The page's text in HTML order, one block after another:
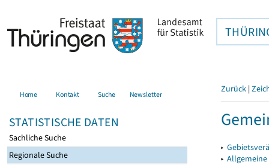
Home Kontakt Suche Newsletter
STATISTISCHE DATEN
Sachliche Suche
Regionale Suche
Zurück |
▸
▸